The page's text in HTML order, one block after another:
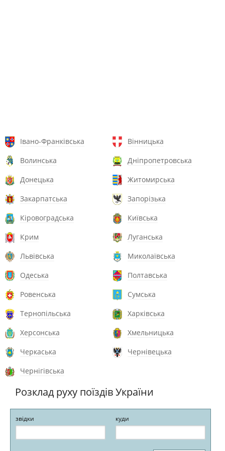
Івано-Франківська
Вінницька
Волинська
Дніпропетровська
Донецька
Житомирська
Закарпатська
Запорізька
Кіровоградська
Київська
Крим
Луганська
Львівська
Миколаївська
Одеська
Полтавська
Ровенська
Сумська
Тернопільська
Харківська
Херсонська
Хмельницька
Черкаська
Чернівецька
Чернігівська
Розклад руху поїздів України
звідки куди